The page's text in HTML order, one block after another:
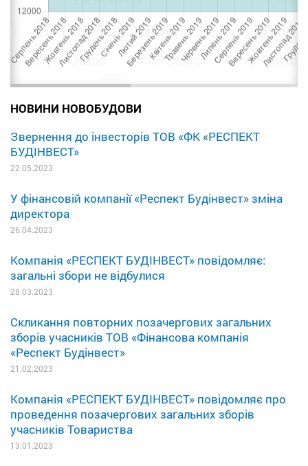
НОВИНИ НОВОБУДОВИ
Звернення до інвесторів ТОВ «ФК «РЕСПЕКТ
БУДІНВЕСТ»
22.05.2023
У фінансовій компанії «Респект Будінвест» зміна
директора
26.04.2023
Компанія «РЕСПЕКТ БУДІНВЕСТ» повідомляє:
загальні збори не відбулися
28.03.2023
Скликання повторних позачергових загальних
зборів учасників ТОВ «Фінансова компанія
«Респект Будінвест»
21.02.2023
Компанія «РЕСПЕКТ БУДІНВЕСТ» повідомляє про
проведення позачергових загальних зборів
учасників Товариства
13.01.2023